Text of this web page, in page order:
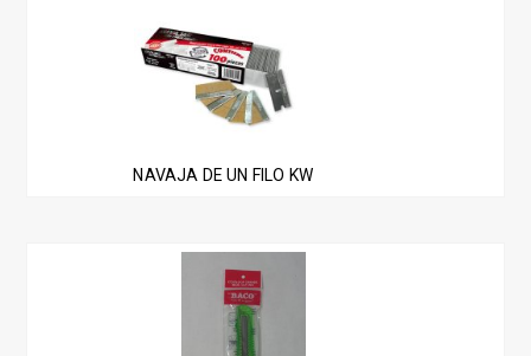
NAVAJA DE UN FILO KW